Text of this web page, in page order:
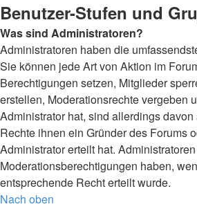
Benutzer-Stufen und
Was sind Administratoren?
Administratoren haben die
Sie können jede Art von Aktion im
Berechtigungen setzen, Mitglieder
erstellen, Moderationsrechte vergeben
Administrator hat, sind allerdings
Rechte ihnen ein Gründer des Forums
Administrator erteilt hat.
Moderationsberechtigungen haben,
entsprechende Recht erteilt wurde.
Nach oben